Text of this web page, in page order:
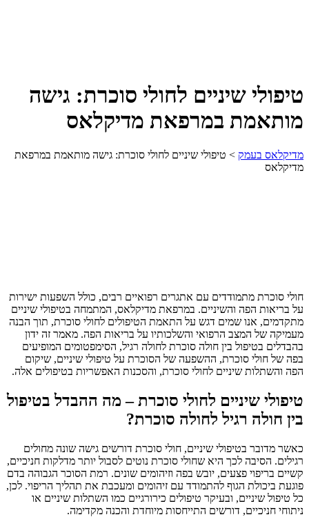
טיפולי שיניים לחולי סוכרת: גישה
מותאמת במרפאת מדיקלאס
מדיקלאס בעמק > טיפולי שיניים לחולי סוכרת: גישה מותאמת במרפאת
מדיקלאס
חולי סוכרת מתמודדים עם אתגרים רפואיים רבים, כולל השפעות ישירות
על בריאות הפה והשיניים. במרפאת מדיקלאס, המתמחה בטיפולי שיניים
מתקדמים, אנו שמים דגש על התאמת הטיפולים לחולי סוכרת, תוך הבנה
מעמיקה של המצב הרפואי והשלכותיו על בריאות הפה. מאמר זה ידון
בהבדלים בטיפול בין חולה סוכרת לחולה רגיל, הסימפטומים המופיעים
בפה של חולי סוכרת, ההשפעה של הסוכרת על טיפולי שיניים, שיקום
הפה והשתלות שיניים לחולי סוכרת, והסכנות האפשריות בטיפולים אלה.
טיפולי שיניים לחולי סוכרת – מה ההבדל בטיפול
בין חולה רגיל לחולה סוכרת?
כאשר מדובר בטיפולי שיניים, חולי סוכרת דורשים גישה שונה מחולים
רגילים. הסיבה לכך היא שחולי סוכרת נוטים לסבול יותר מדלקות חניכיים,
קשיים בריפוי פצעים, יובש בפה וזיהומים שונים. רמת הסוכר הגבוהה בדם
פוגעת ביכולת הגוף להתמודד עם זיהומים ומעכבת את תהליך הריפוי. לכן,
כל טיפול שיניים, ובעיקר טיפולים כירורגיים כמו השתלות שיניים או
ניתוחי חניכיים, דורשים התייחסות מיוחדת והכנה מקדימה.